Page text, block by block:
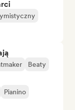
Beaty
Pianino